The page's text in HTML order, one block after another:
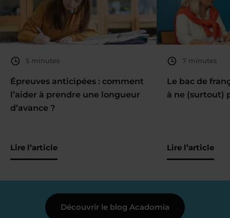
5 minutes
Épreuves anticipées : comment
l’aider à prendre une longueur
d’avance ?
Lire l’article
7 minutes
Le bac de
à ne (surtout)
Lire l’article
Découvrir le blog Acadomia